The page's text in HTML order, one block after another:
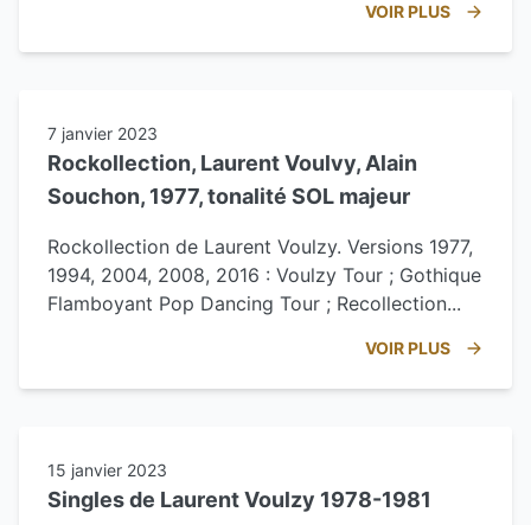
VOIR PLUS
7 janvier 2023
Rockollection, Laurent Voulvy, Alain
Souchon, 1977, tonalité SOL majeur
Rockollection de Laurent Voulzy. Versions 1977,
1994, 2004, 2008, 2016 : Voulzy Tour ; Gothique
Flamboyant Pop Dancing Tour ; Recollection...
VOIR PLUS
15 janvier 2023
Singles de Laurent Voulzy 1978-1981